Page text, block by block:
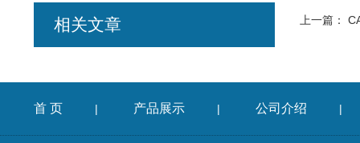
上一篇：
相关文章
首 页 | 产品展示 | 公司介绍 |